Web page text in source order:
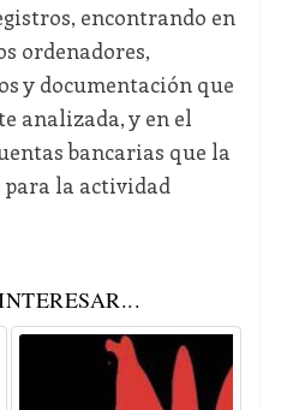
encontrando en
ordenadores,
y documentación que
analizada, y en el
bancarias que la
la actividad